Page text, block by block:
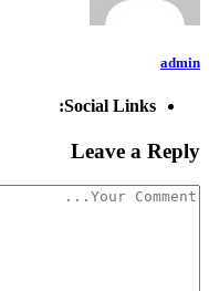
admin
Social Links:
Leave a Reply